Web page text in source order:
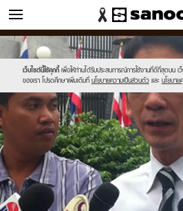
ข่าว
เว็บไซต์นี้ใช้คุกกี้ เพื่อให้ท่านได้รับประสบการณ์การใช้งานที่ดีที่สุดบน เ
ของเรา โปรดศึกษาเพิ่มเติมที่ นโยบายความเป็นส่วนตัว และ นโยบาย
Sanook
//s.isanook.com/sr/0/images/logo-
new-
sanook.png
600
60
//s.isanook.com/ns/0/ud/377/1886358/
01.jpg